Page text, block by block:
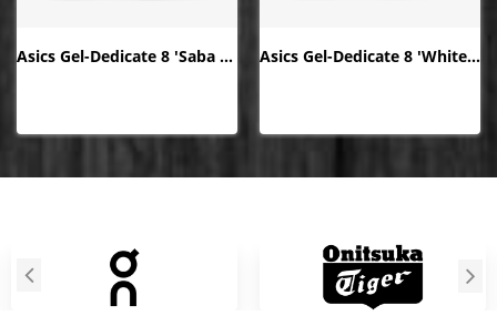
Blue White' 1041A409-401 | GiàyAsics Gel-Dedicate 8 'Saba Blue White' 1041A409-401
Ironclad' 1041A408-108 | Giày Asics Gel-Dedicate 8 'White Ironclad' 1041A408-108